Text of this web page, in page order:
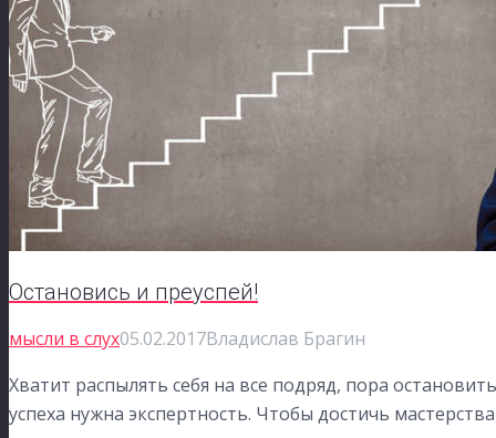
Остановись и преуспей!
мысли в слух05.02.2017Владислав Брагин
Хватит распылять себя на все подряд, пора
успеха нужна экспертность. Чтобы достичь